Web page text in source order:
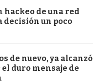
hackeo de una red
un poco
de nuevo, ya alcanzó
el duro mensaje de